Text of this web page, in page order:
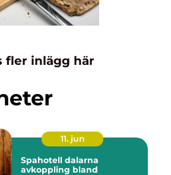
fler inlägg här
11. jun
Spahotell dalarna
avkoppling bland